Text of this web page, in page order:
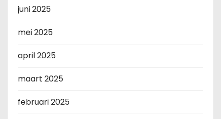
juni 2025
mei 2025
april 2025
maart 2025
februari 2025